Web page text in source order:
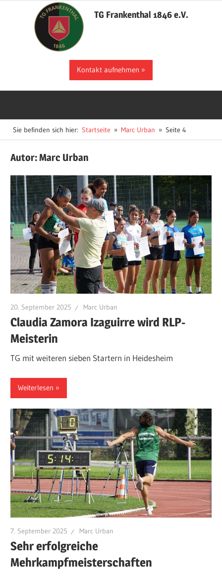
TG Frankenthal 1846 e.V.
Kontakt aufnehmen
Sie befinden sich hier: Startseite Marc Urban Seite 4
Autor:Marc Urban
20. September 2025 Marc Urban
Claudia Zamora Izaguirre wird RLP-
Meisterin
TG mit weiteren sieben Startern in Heidesheim
Weiterlesen
7. September 2025 Marc Urban
Sehr erfolgreiche
Mehrkampfmeisterschaften